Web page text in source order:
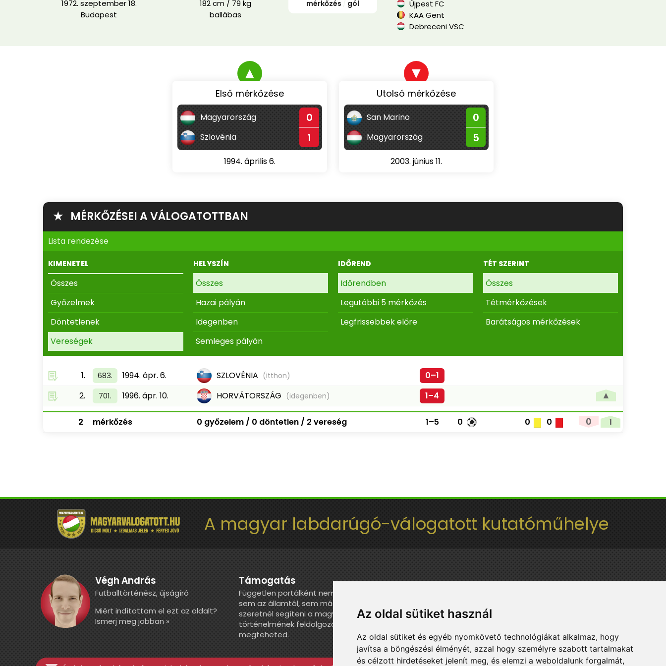
Az oldal sütiket használ
Az oldal sütiket és egyéb nyomkövető technológiákat alkalmaz, hogy
javítsa a böngészési élményét, azzal hogy személyre szabott tartalmakat
és célzott hirdetéseket jelenít meg, és elemzi a weboldalunk forgalmát,
1972. szeptember 18.
Budapest
182 cm / 79 kg
ballábas
mérkőzés gól
Újpest FC
KAA Gent
Debreceni VSC
▲
Első mérkőzése
Magyarország 0
Szlovénia 1
1994. április 6.
▼
Utolsó mérkőzése
San Marino 0
Magyarország 5
2003. június 11.
★ MÉRKŐZÉSEI A VÁLOGATOTTBAN
Lista rendezése
KIMENETEL
Összes
Győzelmek
Döntetlenek
Vereségek
HELYSZÍN
Összes
Hazai pályán
Idegenben
Semleges pályán
IDŐREND
Időrendben
Legutóbbi 5 mérkőzés
Legfrissebbek előre
TÉT SZERINT
Összes
Tétmérkőzések
Barátságos mérkőzések
1. 683. 1994. ápr. 6. SZLOVÉNIA (itthon)
0–1
2.
701. 1996. ápr. 10. HORVÁTORSZÁG (idegenben) 1–4 ▲
2 mérkőzés 0 győzelem / 0 döntetlen / 2 vereség 1–5 0 0 0 0 1
A magyar labdarúgó-válogatott kutatóműhelye
Végh András
Futballtörténész, újságíró
Miért indítottam el ezt az oldalt?
Ismerj meg jobban »
Támogatás
Független portálként nem kapunk juttatást
sem az államtól, sem más szervezettől. Ha
szeretnél segíteni a magyar válogatott
történelmének feldolgozásában, itt
megteheted.